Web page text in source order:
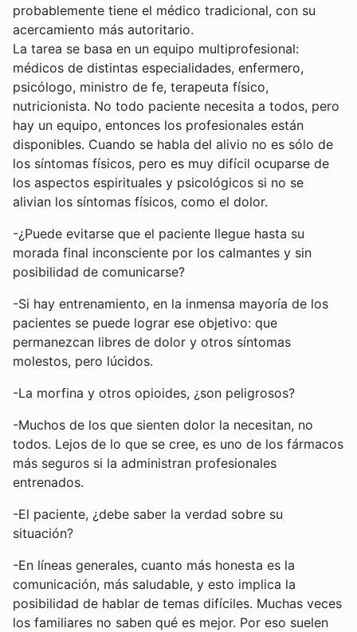
probablemente tiene el médico tradicional, con su
acercamiento más autoritario.
La tarea se basa en un equipo multiprofesional:
médicos de distintas especialidades, enfermero,
psicólogo, ministro de fe, terapeuta físico,
nutricionista. No todo paciente necesita a todos, pero
hay un equipo, entonces los profesionales están
disponibles. Cuando se habla del alivio no es sólo de
los síntomas físicos, pero es muy difícil ocuparse de
los aspectos espirituales y psicológicos si no se
alivian los síntomas físicos, como el dolor.
-¿Puede evitarse que el paciente llegue hasta su
morada final inconsciente por los calmantes y sin
posibilidad de comunicarse?
-Si hay entrenamiento, en la inmensa mayoría de los
pacientes se puede lograr ese objetivo: que
permanezcan libres de dolor y otros síntomas
molestos, pero lúcidos.
-La morfina y otros opioides, ¿son peligrosos?
-Muchos de los que sienten dolor la necesitan, no
todos. Lejos de lo que se cree, es uno de los fármacos
más seguros si la administran profesionales
entrenados.
-El paciente, ¿debe saber la verdad sobre su
situación?
-En líneas generales, cuanto más honesta es la
comunicación, más saludable, y esto implica la
posibilidad de hablar de temas difíciles. Muchas veces
los familiares no saben qué es mejor. Por eso suelen